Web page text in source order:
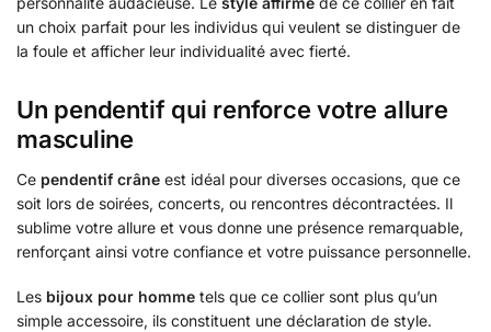
un choix parfait pour les individus qui veulent se distinguer de
la foule et afficher leur individualité avec fierté.
Un pendentif qui renforce votre allure
masculine
Ce pendentif crâne est idéal pour diverses occasions, que ce
soit lors de soirées, concerts, ou rencontres décontractées. Il
sublime votre allure et vous donne une présence remarquable,
renforçant ainsi votre confiance et votre puissance personnelle.
Les bijoux pour homme tels que ce collier sont plus qu’un
simple accessoire, ils constituent une déclaration de style.